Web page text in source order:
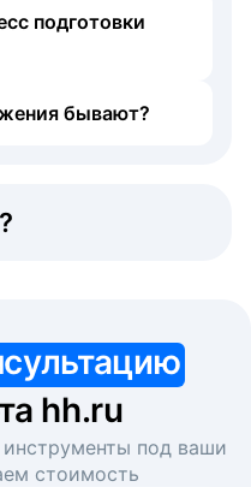
подготовки
бывают?
hh.ru
под ваши
стоимость